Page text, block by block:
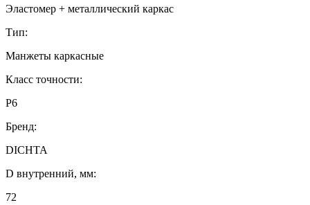
Эластомер + металлический каркас
Тип:
Манжеты каркасные
Класс точности:
P6
Бренд:
DICHTA
D внутренний, мм:
72